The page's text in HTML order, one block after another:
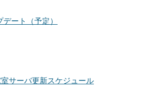
ート（予定）
サーバ更新スケジュール